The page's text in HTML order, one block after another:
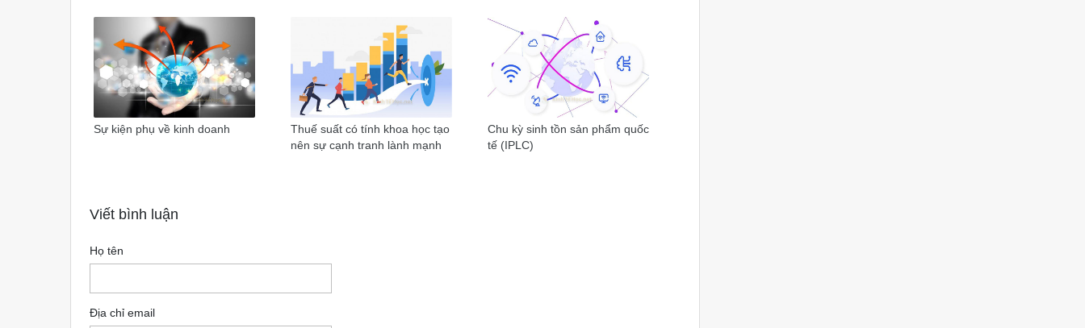
Sự kiện phụ về kinh doanh
Thuế suất có tính khoa học tạo
nên sự cạnh tranh lành mạnh
Chu kỳ sinh tồn sản phẩm quốc
tế (IPLC)
Viết bình luận
Họ tên
Địa chỉ email